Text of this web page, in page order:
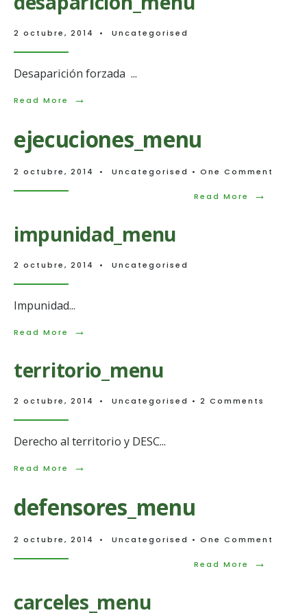
2 octubre, 2014 • Uncategorised
Desaparición forzada ...
Read More →
Read
ejecuciones_menu
2 octubre, 2014 • Uncategorised • One Comment
Read More →
Read
impunidad_menu
2 octubre, 2014 • Uncategorised
Impunidad...
Read More →
Read
territorio_menu
2 octubre, 2014 • Uncategorised • 2 Comments
Derecho al territorio y DESC...
Read More →
Read
defensores_menu
2 octubre, 2014 • Uncategorised • One Comment
Read More →
Read
carceles_menu